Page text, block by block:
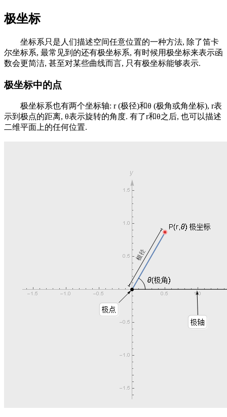
极坐标
坐标系只是人们描述空间任意位置的一种方法, 除了笛卡
尔坐标系, 最常见到的还有极坐标系, 有时候用极坐标来表示函
数会更简洁, 甚至对某些曲线而言, 只有极坐标能够表示.
极坐标中的点
极坐标系也有两个坐标轴: r (极径)和θ (极角或角坐标), r表
示到极点的距离, θ表示旋转的角度. 有了r和θ之后, 也可以描述
二维平面上的任何位置.